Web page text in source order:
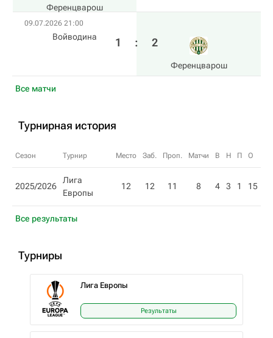
Все матчи
Ференцварош
09.07.2026 21:00
Войводина 1 : 2
Ференцварош
Турнирная история
Сезон Турнир Место Заб. Проп. Матчи В Н П О
2025/2026
Лига
Европы
12 12 11 8 4 3 1 15
Все результаты
Турниры
Лига Европы
Результаты